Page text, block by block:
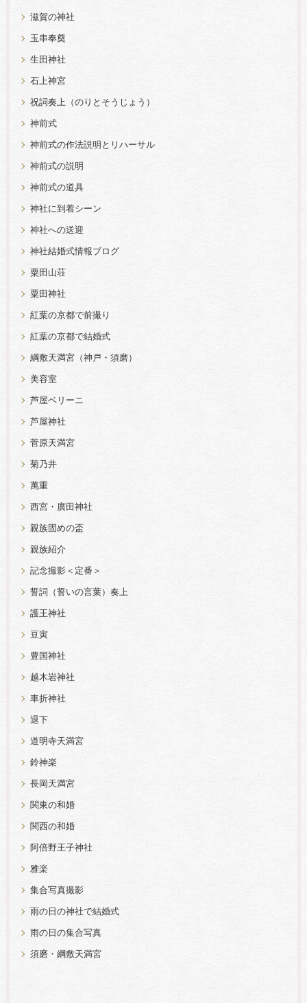
滋賀の神社
玉串奉奠
生田神社
石上神宮
祝詞奏上（のりとそうじょう）
神前式
神前式の作法説明とリハーサル
神前式の説明
神前式の道具
神社に到着シーン
神社への送迎
神社結婚式情報ブログ
粟田山荘
粟田神社
紅葉の京都で前撮り
紅葉の京都で結婚式
綱敷天満宮（神戸・須磨）
美容室
芦屋ベリーニ
芦屋神社
菅原天満宮
菊乃井
萬重
西宮・廣田神社
親族固めの盃
親族紹介
記念撮影＜定番＞
誓詞（誓いの言葉）奏上
護王神社
豆寅
豊国神社
越木岩神社
車折神社
退下
道明寺天満宮
鈴神楽
長岡天満宮
関東の和婚
関西の和婚
阿倍野王子神社
雅楽
集合写真撮影
雨の日の神社で結婚式
雨の日の集合写真
須磨・綱敷天満宮